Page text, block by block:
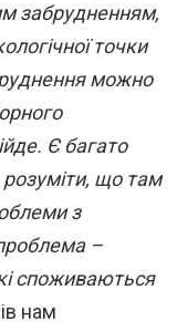
забрудненням,
точки
можно
Є багато
що там
з
–
споживаються
нам